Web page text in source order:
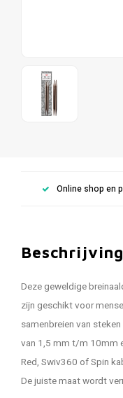
Online shop en
Beschrijving
Deze geweldige
zijn geschikt voor
samenbreien van
van 1,5 mm t/m 10mm
Red, Swiv360 of Spin
De juiste maat wordt